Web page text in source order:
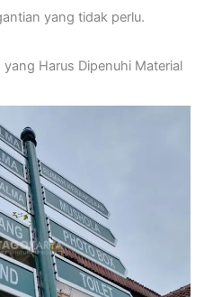
yang tidak perlu.
Harus Dipenuhi Material